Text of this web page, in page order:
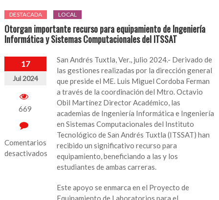
DESTACADA LOCAL
Otorgan importante recurso para equipamiento de Ingeniería
Informática y Sistemas Computacionales del ITSSAT
17
Jul 2024
669
Comentarios
desactivados
San Andrés Tuxtla, Ver., julio 2024.- Derivado de
las gestiones realizadas por la dirección general
que preside el ME. Luis Miguel Cordoba Ferman
a través de la coordinación del Mtro. Octavio
Obil Martínez Director Académico, las
academias de Ingeniería Informática e Ingeniería
en Sistemas Computacionales del Instituto
Tecnológico de San Andrés Tuxtla (ITSSAT) han
recibido un significativo recurso para
equipamiento, beneficiando a las y los
estudiantes de ambas carreras.
Este apoyo se enmarca en el Proyecto de
Equipamiento de Laboratorios para el